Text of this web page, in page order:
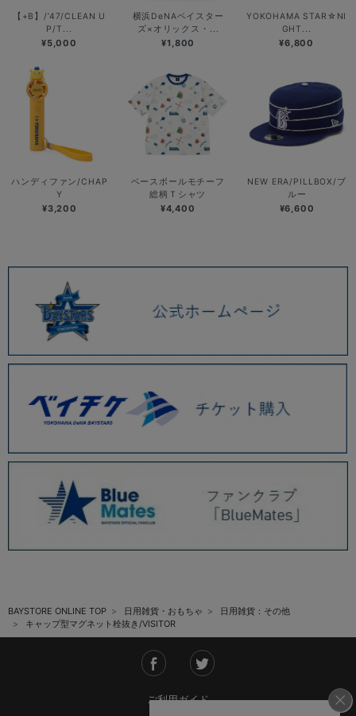
【+B】/’47/CLEAN U
P/T...
¥5,000
横浜DeNAベイスター
ズ×オリックス・...
¥1,800
YOKOHAMA STAR☆NI
GHT...
¥6,800
ハンディファン/CHAP
Y
¥3,200
ベースボールモチーフ
総柄Ｔシャツ
¥4,400
NEW ERA/PILLBOX/ブ
ルー
¥6,600
BAYSTORE ONLINE TOP 日用雑貨・おもちゃ
日用雑貨：その他
キャップ型マグネット栓抜き/VISITOR
ご利用ガイド